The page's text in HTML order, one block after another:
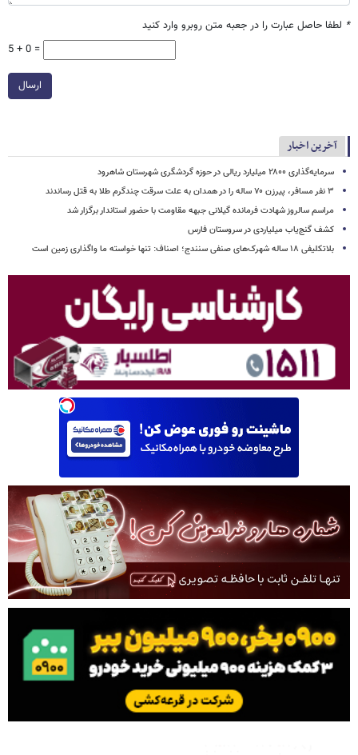
* لطفا حاصل عبارت را در جعبه متن روبرو وارد کنید
5 + 0 =
ارسال
آخرین اخبار
سرمایه‌گذاری ۲۸۰۰ میلیارد ریالی در حوزه گردشگری شهرستان شاهرود
۳ نفر مسافر، پیرزن ۷۰ ساله را در همدان به علت سرقت چندگرم طلا به قتل رساندند
مراسم سالروز شهادت فرمانده گیلانی جبهه مقاومت با حضور استاندار برگزار شد
کشف گنج‌یاب میلیاردی در سروستان فارس
بلاتکلیفی ۱۸ ساله شهرک‌های صنفی سنندج؛ اصناف: تنها خواسته ما واگذاری زمین است